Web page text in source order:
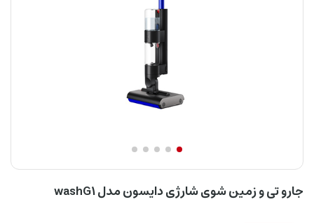
جارو تی و زمین شوی شارژی دایسون مدل washG1